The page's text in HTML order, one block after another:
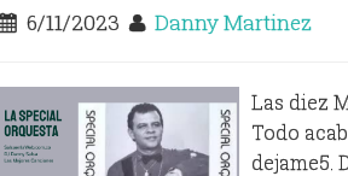
6/11/2023 Danny Martinez
Las diez
Todo
dejame5.